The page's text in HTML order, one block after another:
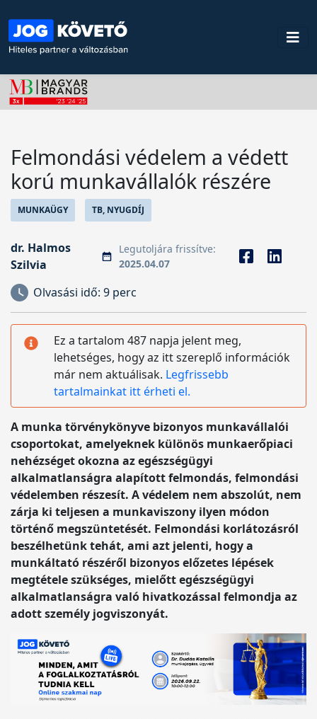
Felmondási védelem a védett
korú munkavállalók részére
MUNKAÜGY TB, NYUGDÍJ
dr. Halmos
Szilvia
Legutoljára frissítve:
2025.04.07
Olvasási idő: 9 perc
Ez a tartalom 487 napja jelent meg,
lehetséges, hogy az itt szereplő információk
már nem aktuálisak. Legfrissebb
tartalmainkat itt érheti el.
A munka törvénykönyve bizonyos munkavállalói
csoportokat, amelyeknek különös munkaerőpiaci
nehézséget okozna az egészségügyi
alkalmatlanságra alapított felmondás, felmondási
védelemben részesít. A védelem nem abszolút, nem
zárja ki teljesen a munkaviszony ilyen módon
történő megszüntetését. Felmondási korlátozásról
beszélhetünk tehát, ami azt jelenti, hogy a
munkáltató részéről bizonyos előzetes lépések
megtétele szükséges, mielőtt egészségügyi
alkalmatlanságra való hivatkozással felmondja az
adott személy jogviszonyát.